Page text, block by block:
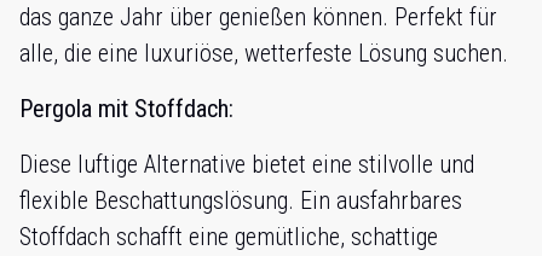
das ganze Jahr über genießen können. Perfekt für
alle, die eine luxuriöse, wetterfeste Lösung suchen.
Pergola mit Stoffdach:
Diese luftige Alternative bietet eine stilvolle und
flexible Beschattungslösung. Ein ausfahrbares
Stoffdach schafft eine gemütliche, schattige